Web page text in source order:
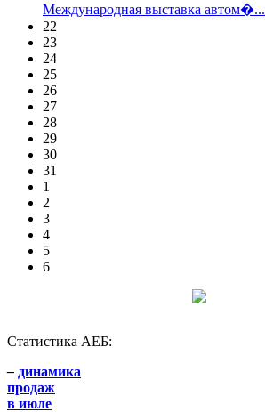
Международная выставка автом�...
22
23
24
25
26
27
28
29
30
31
1
2
3
4
5
6
Статистика АЕБ:
– динамика
продаж
в июле